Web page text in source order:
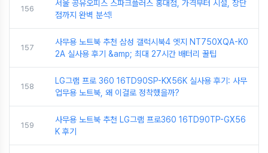
156
서울 공유오피스 스파크플러스 홍대점, 가격부터 시설, 장단
점까지 완벽 분석!
157
사무용 노트북 추천 삼성 갤럭시북4 엣지 NT750XQA-K0
2A 실사용 후기 &amp; 최대 27시간 배터리 꿀팁
158
LG그램 프로 360 16TD90SP-KX56K 실사용 후기: 사무
업무용 노트북, 왜 이걸로 정착했을까?
159
사무용 노트북 추천 LG그램 프로360 16TD90TP-GX56
K 후기